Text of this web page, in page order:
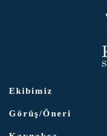
Ekibimiz
Görüş/Öneri